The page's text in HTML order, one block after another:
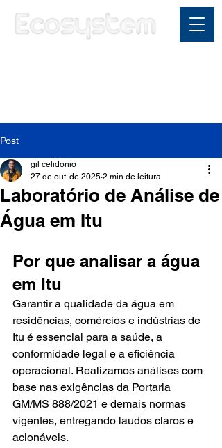
Post
Laboratório de Análise de
Água em Itu
gil celidonio
27 de out. de 2025 2 min de leitura
Por que analisar a água
em Itu
Garantir a qualidade da água em
residências, comércios e indústrias de
Itu é essencial para a saúde, a
conformidade legal e a eficiência
operacional. Realizamos análises com
base nas exigências da Portaria
GM/MS 888/2021 e demais normas
vigentes, entregando laudos claros e
acionáveis.